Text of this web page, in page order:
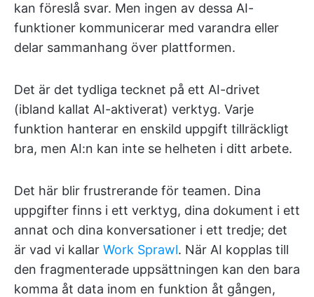
kan föreslå svar. Men ingen av dessa AI-
funktioner kommunicerar med varandra eller
delar sammanhang över plattformen.
Det är det tydliga tecknet på ett AI-drivet
(ibland kallat AI-aktiverat) verktyg. Varje
funktion hanterar en enskild uppgift tillräckligt
bra, men AI:n kan inte se helheten i ditt arbete.
Det här blir frustrerande för teamen. Dina
uppgifter finns i ett verktyg, dina dokument i ett
annat och dina konversationer i ett tredje; det
är vad vi kallar Work Sprawl. När AI kopplas till
den fragmenterade uppsättningen kan den bara
komma åt data inom en funktion åt gången,